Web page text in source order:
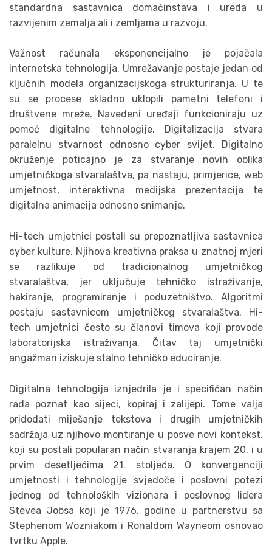
standardna sastavnica domaćinstava i ureda u
razvijenim zemalja ali i zemljama u razvoju.
Važnost računala eksponencijalno je pojačala
internetska tehnologija. Umrežavanje postaje jedan od
ključnih modela organizacijskoga strukturiranja. U te
su se procese skladno uklopili pametni telefoni i
društvene mreže. Navedeni uređaji funkcioniraju uz
pomoć digitalne tehnologije. Digitalizacija stvara
paralelnu stvarnost odnosno cyber svijet. Digitalno
okruženje poticajno je za stvaranje novih oblika
umjetničkoga stvaralaštva, pa nastaju, primjerice, web
umjetnost, interaktivna medijska prezentacija te
digitalna animacija odnosno snimanje.
Hi-tech umjetnici postali su prepoznatljiva sastavnica
cyber kulture. Njihova kreativna praksa u znatnoj mjeri
se razlikuje od tradicionalnog umjetničkog
stvaralaštva, jer uključuje tehničko istraživanje,
hakiranje, programiranje i poduzetništvo. Algoritmi
postaju sastavnicom umjetničkog stvaralaštva. Hi-
tech umjetnici često su članovi timova koji provode
laboratorijska istraživanja. Čitav taj umjetnički
angažman iziskuje stalno tehničko educiranje.
Digitalna tehnologija iznjedrila je i specifičan način
rada poznat kao sijeci, kopiraj i zalijepi. Tome valja
pridodati miješanje tekstova i drugih umjetničkih
sadržaja uz njihovo montiranje u posve novi kontekst,
koji su postali popularan način stvaranja krajem 20. i u
prvim desetljećima 21. stoljeća. O konvergenciji
umjetnosti i tehnologije svjedoče i poslovni potezi
jednog od tehnoloških vizionara i poslovnog lidera
Stevea Jobsa koji je 1976. godine u partnerstvu sa
Stephenom Wozniakom i Ronaldom Wayneom osnovao
tvrtku Apple.